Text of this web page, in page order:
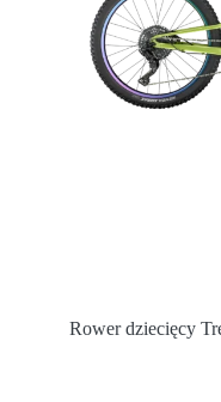
Rower dziecięcy